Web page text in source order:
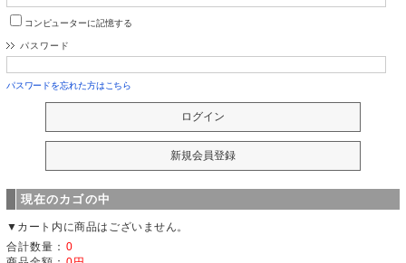
コンピューターに記憶する
パスワード
パスワードを忘れた方はこちら
現在のカゴの中
▼カート内に商品はございません。
合計数量： 0